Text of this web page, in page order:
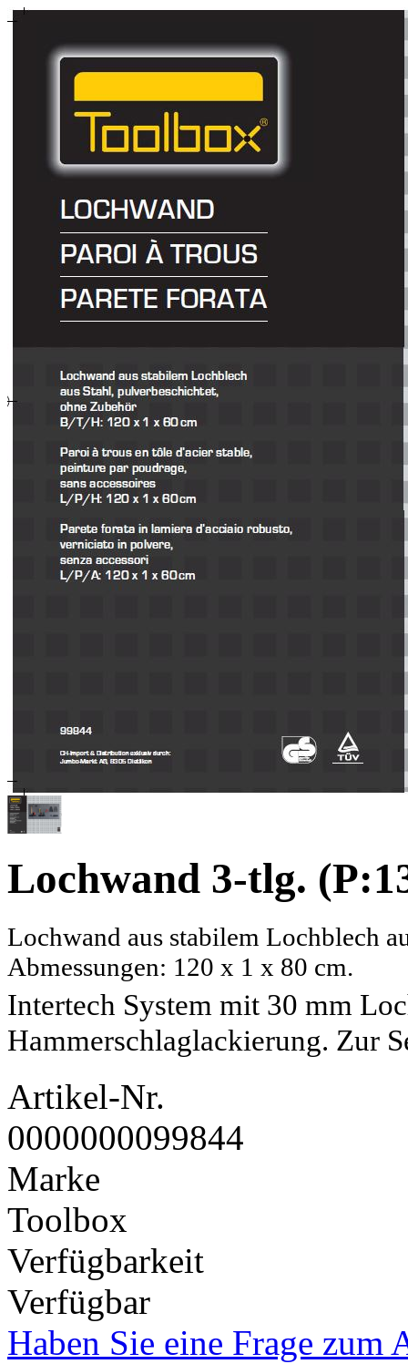
Lochwand 3-tlg.
Lochwand aus stabilem Lochblech
Abmessungen: 120 x 1 x 80 cm.
Intertech System mit 30 mm
Hammerschlaglackierung. Zur
Artikel-Nr.
0000000099844
Marke
Toolbox
Verfügbarkeit
Verfügbar
Haben Sie eine Frage zum